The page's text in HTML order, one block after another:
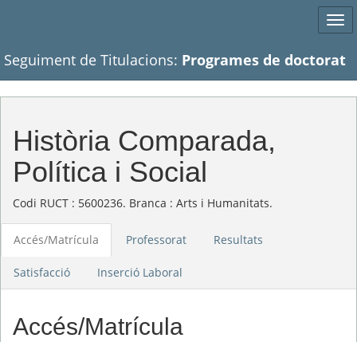
Seguiment de Titulacions: Programes de doctorat
Història Comparada,
Política i Social
Codi RUCT : 5600236. Branca : Arts i Humanitats.
Accés/Matrícula Professorat Resultats
Satisfacció Inserció Laboral
Accés/Matrícula